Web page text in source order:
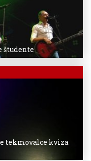
študente
tekmovalce kviza